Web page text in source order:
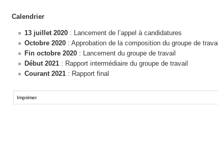
Calendrier
13 juillet 2020 : Lancement de l’appel à candidatures
Octobre 2020 : Approbation de la composition du groupe de travail
Fin octobre 2020 : Lancement du groupe de travail
Début 2021 : Rapport intermédiaire du groupe de travail
Courant 2021 : Rapport final
surImprimer